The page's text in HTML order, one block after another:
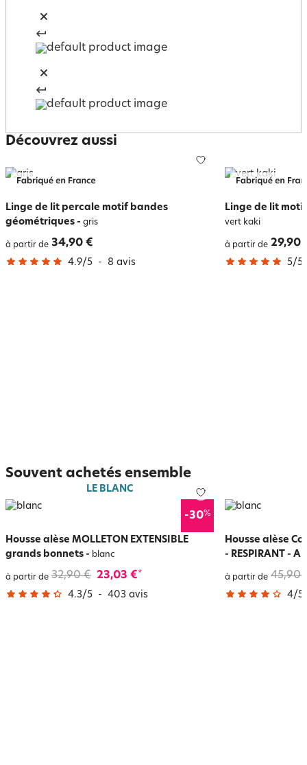
Découvrez aussi
Linge de lit percale motif bandes
géométriques - gris
à partir de 34,90 €
4.9/5 - 8 avis
Linge de lit
vert kaki
à partir de 29,90
5/5
Souvent achetés ensemble
LE BLANC
-30%
Housse alèse MOLLETON EXTENSIBLE
grands bonnets - blanc
à partir de 32,90 € 23,03 €*
4.3/5 - 403 avis
Housse alèse
- RESPIRANT -
à partir de 45,90
4/5